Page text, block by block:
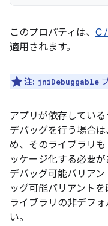
このプロパティは、 C
適用されます。
注: jniDebuggable
アプリが依存してい
デバッグを行う場合
め、そのライブラリも
ッケージ化する必要
デバッグ可能バリア
ッグ可能バリアント
ライブラリの非デフ
い。